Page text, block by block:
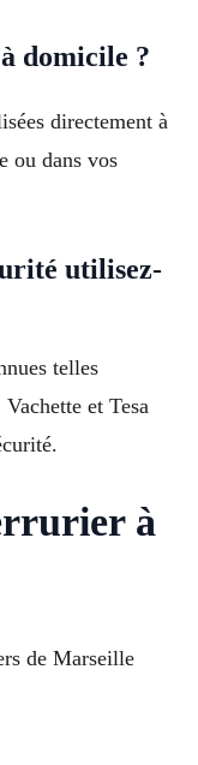
domicile ?
directement à
ou dans vos
utilisez-
telles
et Tesa
à
de Marseille